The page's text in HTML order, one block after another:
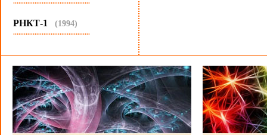
РНКТ-1 (1994)
...........................................